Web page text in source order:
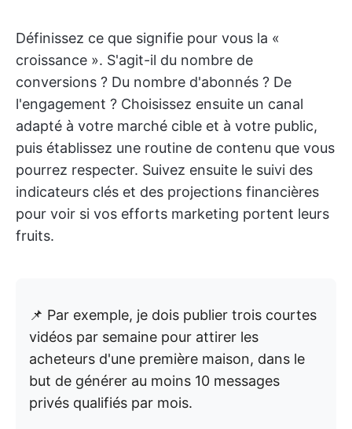
Définissez ce que signifie pour vous la «
croissance ». S'agit-il du nombre de
conversions ? Du nombre d'abonnés ? De
l'engagement ? Choisissez ensuite un canal
adapté à votre marché cible et à votre public,
puis établissez une routine de contenu que vous
pourrez respecter. Suivez ensuite le suivi des
indicateurs clés et des projections financières
pour voir si vos efforts marketing portent leurs
fruits.
📌 Par exemple, je dois publier trois courtes
vidéos par semaine pour attirer les
acheteurs d'une première maison, dans le
but de générer au moins 10 messages
privés qualifiés par mois.